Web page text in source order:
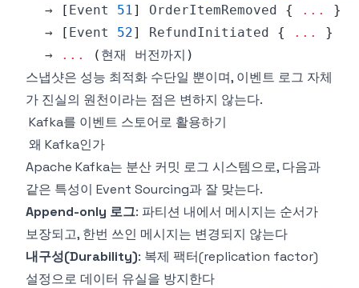
  →
[ Event 51 ] OrderItemRemoved { ...
}
  →
[ Event 52] RefundInitiated { ...
}
  →
... ( 현재 버전까지 )
스냅샷은 성능 최적화 수단일 뿐이며, 이벤트 로그 자체
가 진실의 원천이라는 점은 변하지 않는다.
Kafka를 이벤트 스토어로 활용하기
왜 Kafka인가
Apache Kafka는 분산 커밋 로그 시스템으로, 다음과
같은 특성이 Event Sourcing과 잘 맞는다.
Append-only 로그: 파티션 내에서 메시지는 순서가
보장되고, 한번 쓰인 메시지는 변경되지 않는다
내구성(Durability): 복제 팩터(replication factor)
설정으로 데이터 유실을 방지한다